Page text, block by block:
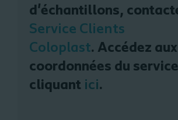
d'échantillons,
Service Clients
Coloplast. Accédez aux
coordonnées du
cliquant ici.